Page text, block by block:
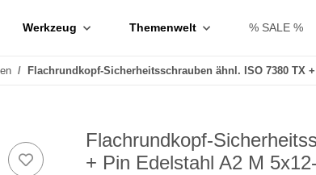
Werkzeug Themenwelt % SALE %
Flachrundkopf-Sicherheitsschrauben ähnl. ISO 7380 TX
Flachrundkopf-
+ Pin Edelstahl A2 M